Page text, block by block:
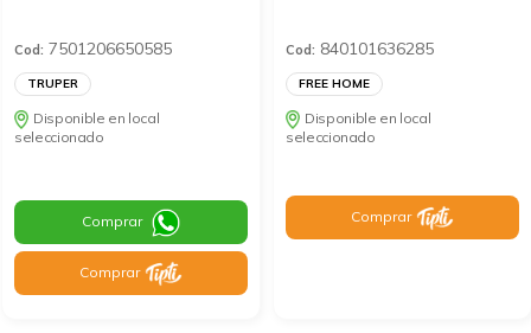
Cod: 7501206650585
TRUPER
Disponible en local
seleccionado
Comprar
Comprar
Cod: 840101636285
FREE HOME
Disponible en local
seleccionado
Comprar